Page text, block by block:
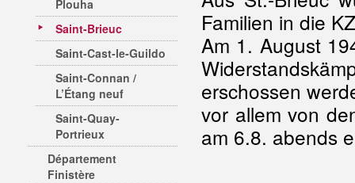
Plouha
Saint-Brieuc
Saint-Cast-le-Guildo
Saint-Connan /
L’Étang neuf
Saint-Quay-
Portrieux
Département
Finistère
Familien in die
Am 1. August
erschossen
vor allem von
am 6.8. abends